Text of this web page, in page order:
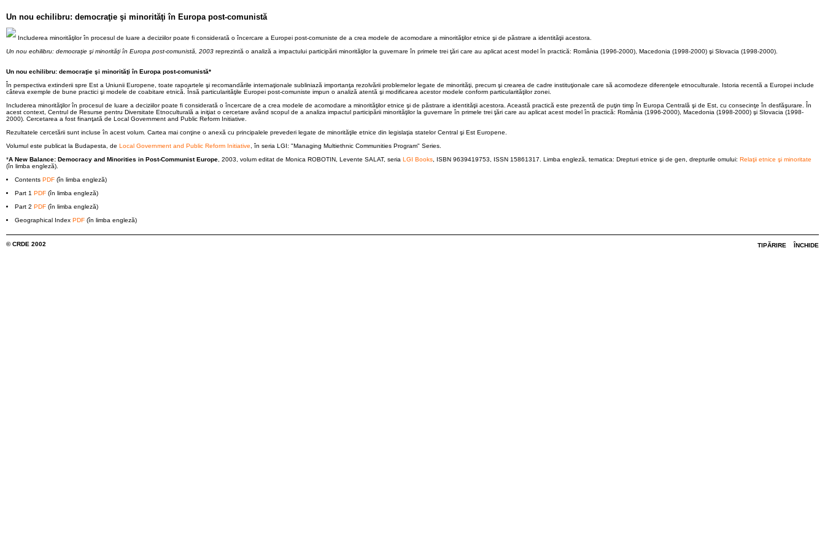
Un nou echilibru: democraţie şi minorităţi în Europa post-comunistă
Includerea minorităţilor în procesul de luare a deciziilor poate fi considerată o încercare a Europei post-comuniste de a crea modele de acomodare a minorităţilor etnice şi de păstrare a identităţii acestora.
Un nou echilibru: democraţie şi minorităţi în Europa post-comunistă, 2003 reprezintă o analiză a impactului participării minorităţilor la guvernare în primele trei ţări care au aplicat acest model în practică: România (1996-2000), Macedonia (1998-2000) şi Slovacia (1998-2000).
Un nou echilibru: democraţie şi minorităţi în Europa post-comunistă*
În perspectiva extinderii spre Est a Uniunii Europene, toate rapoartele şi recomandările internaţionale subliniază importanţa rezolvării problemelor legate de minorităţi, precum şi crearea de cadre instituţionale care să acomodeze diferenţele etnoculturale. Istoria recentă a Europei include
câteva exemple de bune practici şi modele de coabitare etnică. Însă particularităţile Europei post-comuniste impun o analiză atentă şi modificarea acestor modele conform particularităţilor zonei.
Includerea minorităţilor în procesul de luare a deciziilor poate fi considerată o încercare de a crea modele de acomodare a minorităţilor etnice şi de păstrare a identităţii acestora. Această practică este prezentă de puţin timp în Europa Centrală şi de Est, cu consecinţe în desfăşurare. În
acest context, Centrul de Resurse pentru Diversitate Etnoculturală a iniţiat o cercetare având scopul de a analiza impactul participării minorităţilor la guvernare în primele trei ţări care au aplicat acest model în practică: România (1996-2000), Macedonia (1998-2000) şi Slovacia (1998-
2000). Cercetarea a fost finanţată de Local Government and Public Reform Initiative.
Rezultatele cercetării sunt incluse în acest volum. Cartea mai conţine o anexă cu principalele prevederi legate de minorităţile etnice din legislaţia statelor Central şi Est Europene.
Volumul este publicat la Budapesta, de Local Government and Public Reform Initiative , în seria LGI: "Managing Multiethnic Communities Program" Series.
*A New Balance: Democracy and Minorities in Post-Communist Europe , 2003, volum editat de Monica ROBOTIN, Levente SALAT, seria LGI Books , ISBN 9639419753, ISSN 15861317. Limba engleză, tematica: Drepturi etnice şi de gen, drepturile omului: Relaţii etnice şi minoritate
(în limba engleză).
Contents PDF (în limba engleză)
Part 1 PDF (în limba engleză)
Part 2 PDF (în limba engleză)
Geographical Index PDF (în limba engleză)
© CRDE 2002 TIPĂRIRE ÎNCHIDE